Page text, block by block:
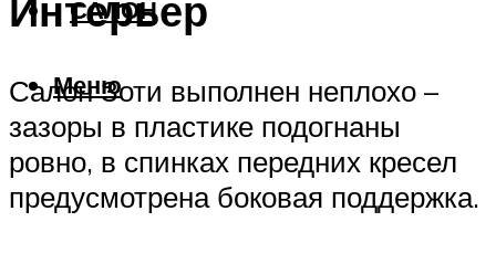
САЛОН
Меню
Интерьер
Салон Зоти выполнен неплохо –
зазоры в пластике подогнаны
ровно, в спинках передних кресел
предусмотрена боковая поддержка.